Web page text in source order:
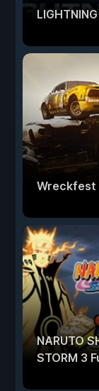
Wreckfest
NARUTO
STORM 3